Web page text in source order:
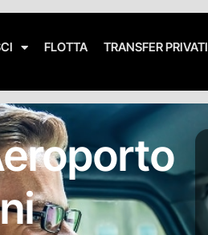
FLOTTA TRANSFER PRIVATI